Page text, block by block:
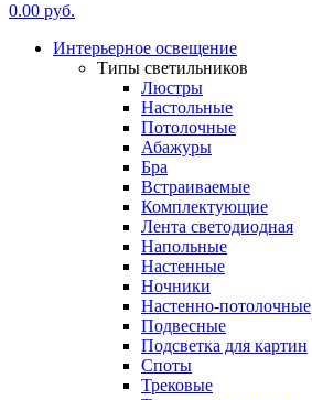
0.00 руб.
Интерьерное освещение
Типы светильников
Люстры
Настольные
Потолочные
Абажуры
Бра
Встраиваемые
Комплектующие
Лента светодиодная
Напольные
Настенные
Ночники
Настенно-потолочные
Подвесные
Подсветка для картин
Споты
Трековые